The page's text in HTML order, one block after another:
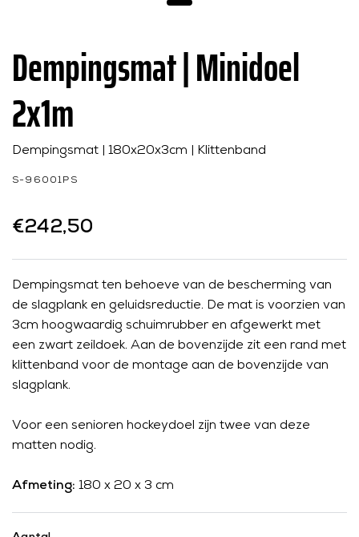
Dempingsmat | Minidoel
2x1m
Dempingsmat | 180x20x3cm | Klittenband
S-96001PS
€242,50
Dempingsmat ten behoeve van de bescherming van
de slagplank en geluidsreductie. De mat is voorzien van
3cm hoogwaardig schuimrubber en afgewerkt met
een zwart zeildoek. Aan de bovenzijde zit een rand met
klittenband voor de montage aan de bovenzijde van
slagplank.
Voor een senioren hockeydoel zijn twee van deze
matten nodig.
Afmeting: 180 x 20 x 3 cm